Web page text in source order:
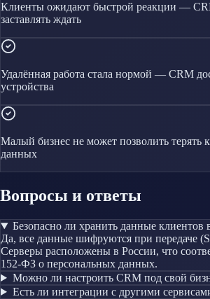
Клиенты ожидают быстрой реакции —
заставлять ждать
Удалённая работа стала нормой — CRM
устройства
Малый бизнес не может позволить терять
данных
Вопросы и ответы
Безопасно ли хранить данные клиентов
Да, все данные шифруются при передаче
Серверы расположены в России, что
152-ФЗ о персональных данных.
Можно ли настроить CRM под свой
Есть ли интеграции с другими